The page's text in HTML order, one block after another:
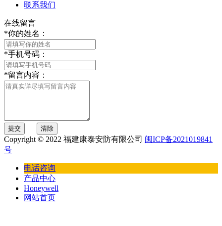
联系我们
在线留言
*你的姓名：
*手机号码：
*留言内容：
提交 清除
Copyright © 2022 福建康泰安防有限公司 闽ICP备2021019841
号
电话咨询
产品中心
Honeywell
网站首页